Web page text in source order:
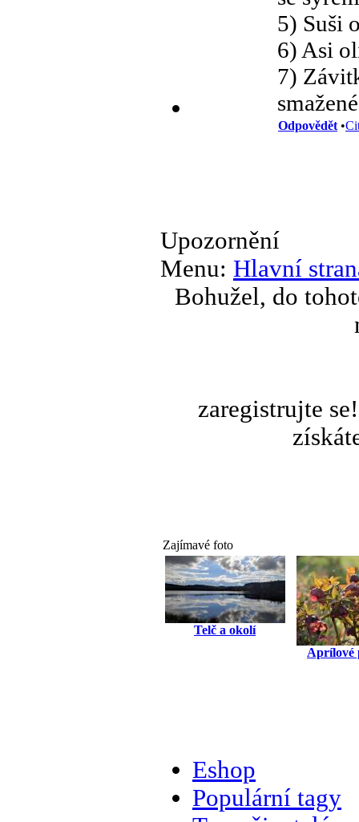
5) Suši
6) Asi
7)
Odpovědět •
Upozornění
Menu: Hlavní
Bohužel, do
zaregistrujte
Zajímavé foto
Telč a okolí
Aprílové
Eshop
Populární tagy